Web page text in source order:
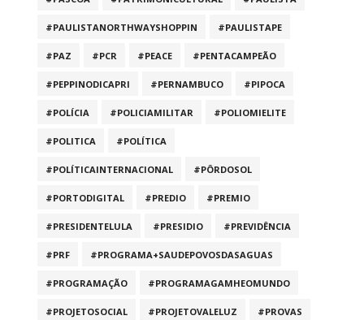
#PAULISTANORTHWAYSHOPPIN #PAULISTAPE
#PAZ #PCR #PEACE #PENTACAMPEÃO
#PEPPINODICAPRI #PERNAMBUCO #PIPOCA
#POLÍCIA #POLICIAMILITAR #POLIOMIELITE
#POLITICA #POLÍTICA
#POLÍTICAINTERNACIONAL #PÔRDOSOL
#PORTODIGITAL #PREDIO #PREMIO
#PRESIDENTELULA #PRESIDIO #PREVIDÊNCIA
#PRF #PROGRAMA+SAUDEPOVOSDASAGUAS
#PROGRAMAÇÃO #PROGRAMAGAMHEOMUNDO
#PROJETOSOCIAL #PROJETOVALELUZ #PROVAS